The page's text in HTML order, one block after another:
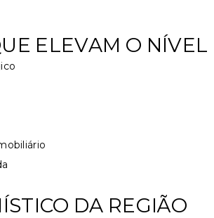
ELEVAM O NÍVEL
DA REGIÃO